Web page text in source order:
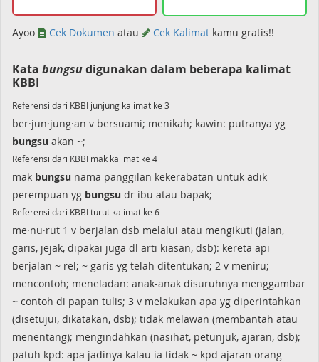
Ayoo Cek Dokumen atau Cek Kalimat kamu gratis!!
Kata bungsudigunakan dalam beberapa kalimat
KBBI
Referensi dari KBBI junjung kalimat ke 3
ber·jun·jung·an v bersuami; menikah; kawin: putranya yg
bungsu akan ~;
Referensi dari KBBI mak kalimat ke 4
mak bungsu nama panggilan kekerabatan untuk adik
perempuan yg bungsu dr ibu atau bapak;
Referensi dari KBBI turut kalimat ke 6
me·nu·rut 1 v berjalan dsb melalui atau mengikuti (jalan,
garis, jejak, dipakai juga dl arti kiasan, dsb): kereta api
berjalan ~ rel; ~ garis yg telah ditentukan; 2 v meniru;
mencontoh; meneladan: anak-anak disuruhnya menggambar
~ contoh di papan tulis; 3 v melakukan apa yg diperintahkan
(disetujui, dikatakan, dsb); tidak melawan (membantah atau
menentang); mengindahkan (nasihat, petunjuk, ajaran, dsb);
patuh kpd: apa jadinya kalau ia tidak ~ kpd ajaran orang